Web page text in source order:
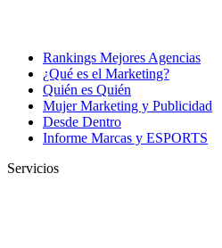
Rankings Mejores Agencias
¿Qué es el Marketing?
Quién es Quién
Mujer Marketing y Publicidad
Desde Dentro
Informe Marcas y ESPORTS
Servicios